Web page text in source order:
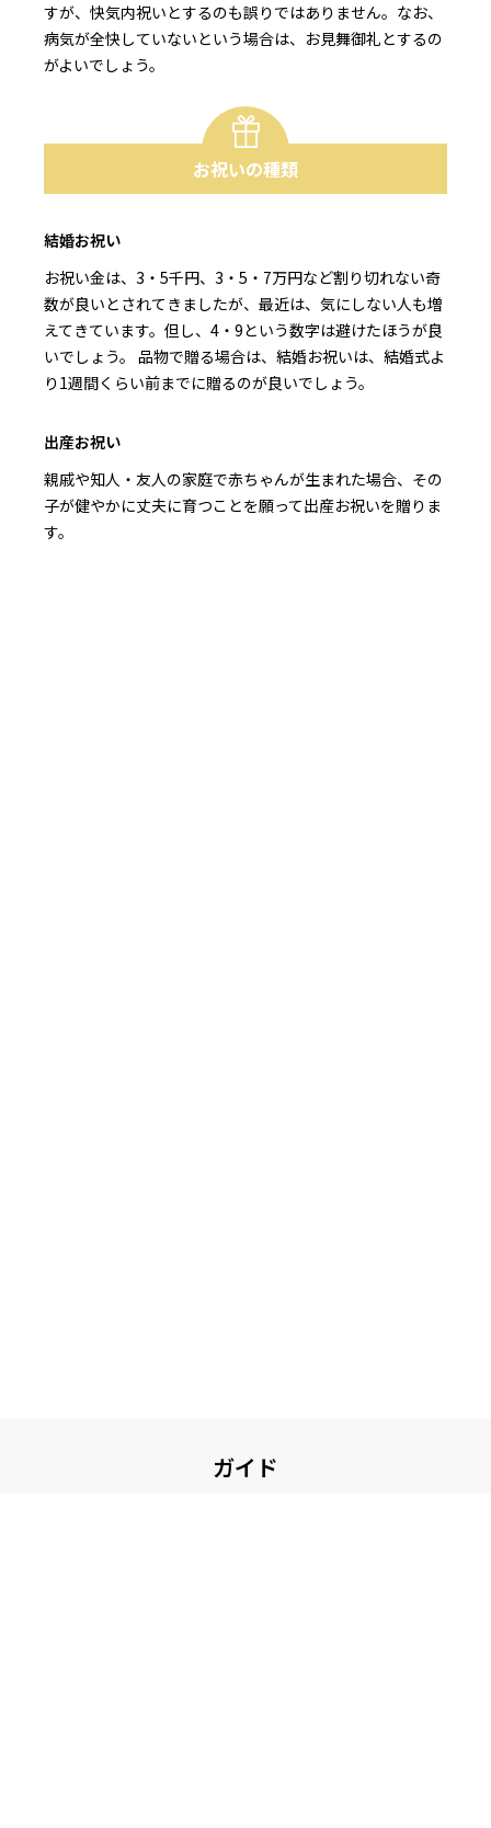
すが、快気内祝いとするのも誤りではありません。なお、
病気が全快していないという場合は、お見舞御礼とするの
がよいでしょう。
お祝いの種類
結婚お祝い
お祝い金は、3・5千円、3・5・7万円など割り切れない奇
数が良いとされてきましたが、最近は、気にしない人も増
えてきています。但し、4・9という数字は避けたほうが良
いでしょう。 品物で贈る場合は、結婚お祝いは、結婚式よ
り1週間くらい前までに贈るのが良いでしょう。
出産お祝い
親戚や知人・友人の家庭で赤ちゃんが生まれた場合、その
子が健やかに丈夫に育つことを願って出産お祝いを贈りま
す。
ガイド